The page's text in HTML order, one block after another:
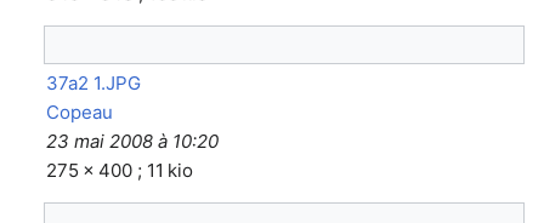
37a2 1.JPG
Copeau
23 mai 2008 à 10:20
275 × 400 ; 11 kio